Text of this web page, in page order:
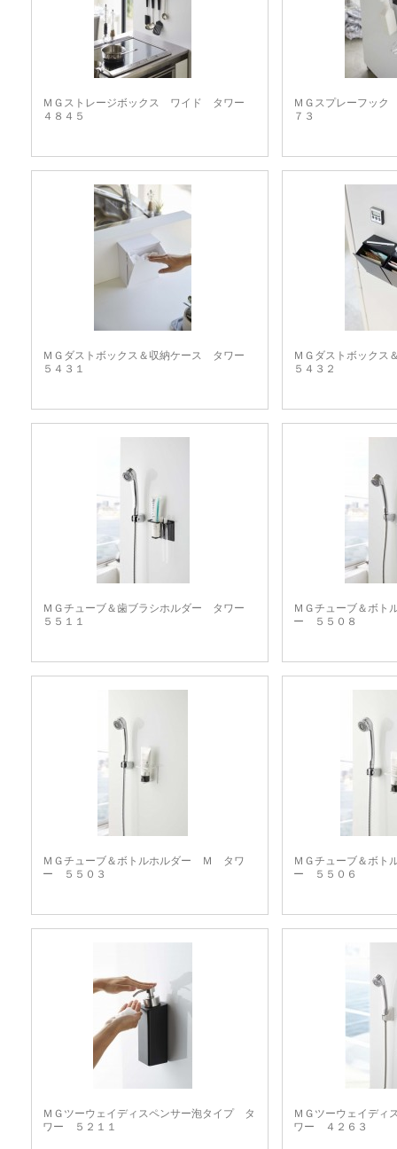
ＭＧストレージボックス ワイド タワー
４８４５
ＭＧスプレーフッ
７３
ＭＧダストボックス＆収納ケース タワー
５４３１
ＭＧダストボック
５４３２
ＭＧチューブ＆歯ブラシホルダー タワー
５５１１
ＭＧチューブ＆ボ
ー ５５０８
ＭＧチューブ＆ボトルホルダー Ｍ タワ
ー ５５０３
ＭＧチューブ＆ボ
ー ５５０６
ＭＧツーウェイディスペンサー泡タイプ タ
ワー ５２１１
ＭＧツーウェイデ
ワー ４２６３